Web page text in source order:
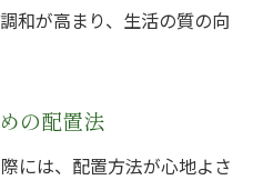
和が高まり、生活の質の向
の配置法
には、配置方法が心地よさ